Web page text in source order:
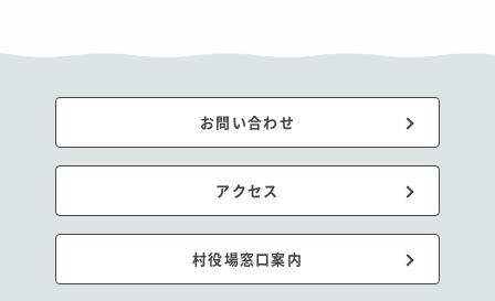
お問い合わせ
アクセス
村役場窓口案内